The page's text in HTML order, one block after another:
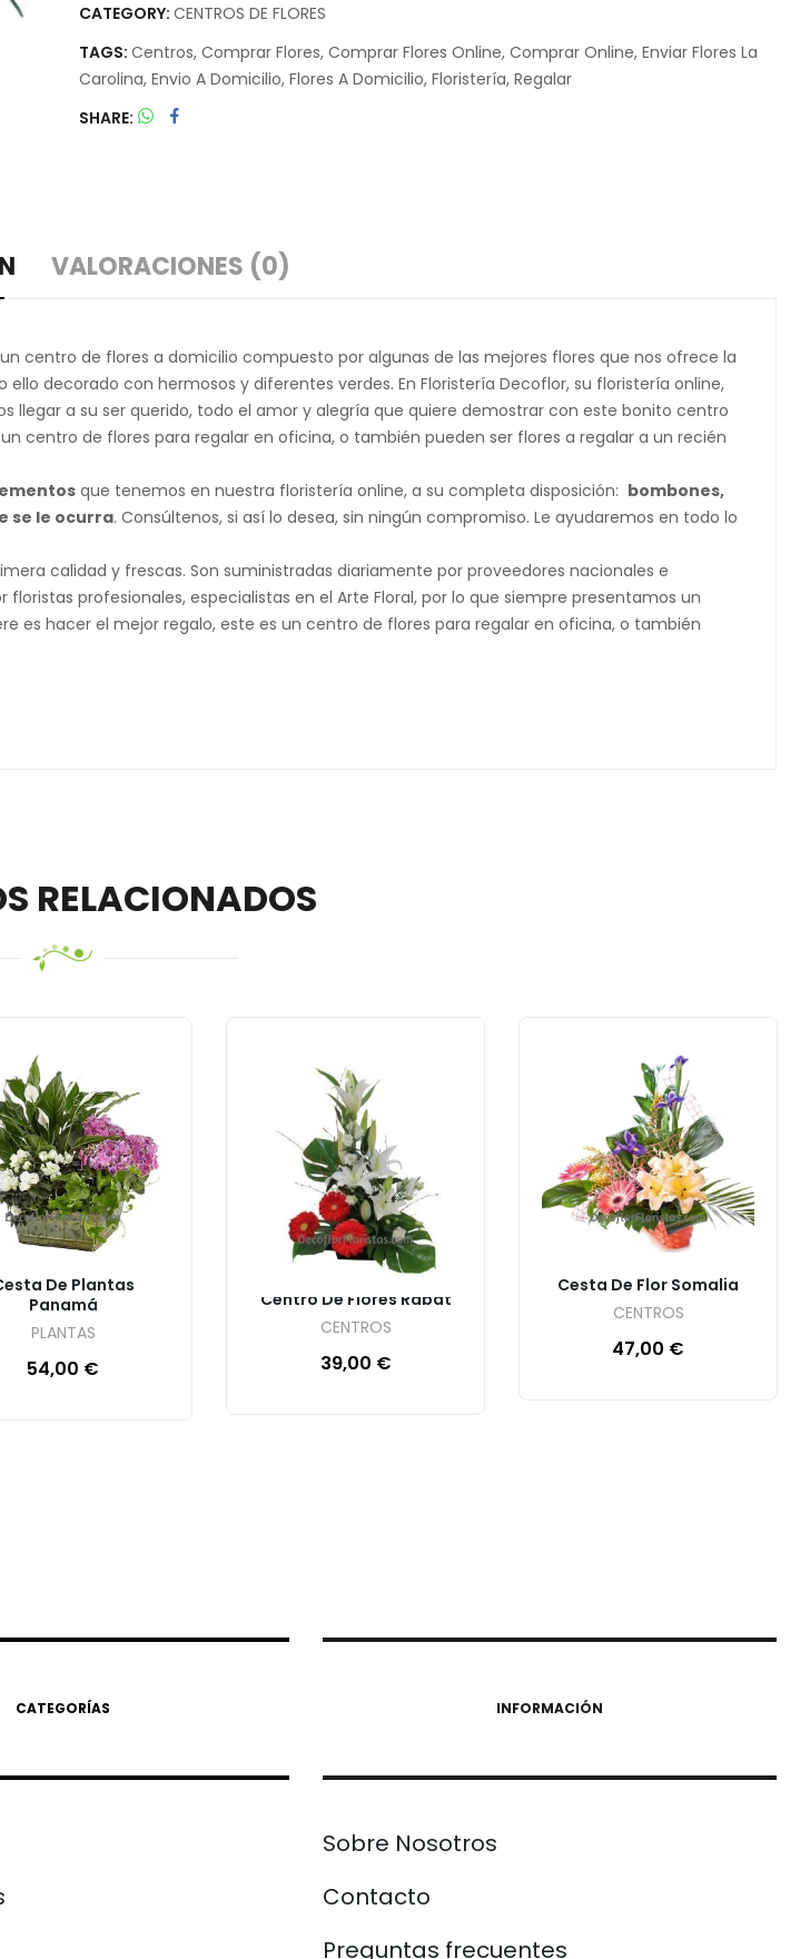
CATEGORY: CENTROS DE FLORES
TAGS: Centros, Comprar Flores, Comprar Flores Online, Comprar Online, Enviar Flores La
Carolina, Envio A Domicilio, Flores A Domicilio, Floristería, Regalar
SHARE
VALORACIONES (0)
un centro de flores a domicilio compuesto por algunas de las mejores flores que nos ofrece la
decorado con hermosos y diferentes verdes. En Floristería Decoflor, su floristería online,
llegar a su ser querido, todo el amor y alegría que quiere demostrar con este bonito centro
centro de flores para regalar en oficina, o también pueden ser flores a regalar a un recién
que tenemos en nuestra floristería online, a su completa disposición: bombones,
se le ocurra. Consúltenos, si así lo desea, sin ningún compromiso. Le ayudaremos en todo lo
calidad y frescas. Son suministradas diariamente por proveedores nacionales e
floristas profesionales, especialistas en el Arte Floral, por lo que siempre presentamos un
es hacer el mejor regalo, este es un centro de flores para regalar en oficina, o también
RELACIONADOS
De Plantas
Panamá
PLANTAS
54,00 €
Centro De Flores Rabat
CENTROS
39,00 €
Cesta De Flor Somalia
CENTROS
47,00 €
CATEGORÍAS INFORMACIÓN
Sobre Nosotros
Contacto
Preguntas frecuentes